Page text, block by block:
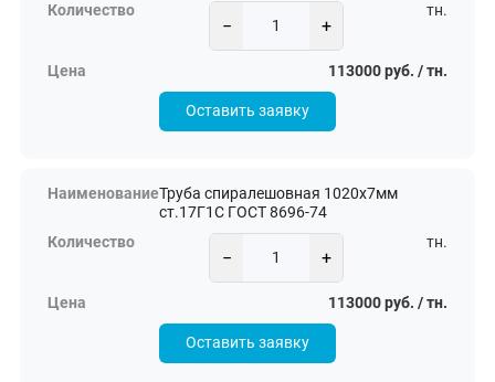
− +
тн.
113000 руб. / тн.
Оставить заявку
Труба спиралешовная 1020х7мм
ст.17Г1С ГОСТ 8696-74
− +
тн.
113000 руб. / тн.
Оставить заявку